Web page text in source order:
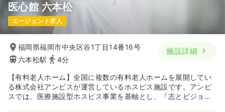
医心館 六本松
エージェント求人
福岡県福岡市中央区谷1丁目14番16号
六本松駅
4分
施設詳細
【有料老人ホーム】全国に複数の有料老人ホームを展開してい
る株式会社アンビスが運営しているホスピス施設です。アンビ
スでは、医療施設型ホスピス事業を基軸とし、『志とビジョン